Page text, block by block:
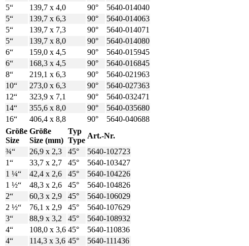
5“
139,7 x 4,0 90°
5640-014040
5“
139,7 x 6,3 90°
5640-014063
5“
139,7 x 7,3 90°
5640-014071
5“
139,7 x 8,0 90°
5640-014080
6“
159,0 x 4,5 90°
5640-015945
6“
168,3 x 4,5 90°
5640-016845
8“
219,1 x 6,3 90°
5640-021963
10“
273,0 x 6,3 90°
5640-027363
12“
323,9 x 7,1 90°
5640-032471
14“
355,6 x 8,0 90°
5640-035680
16“
406,4 x 8,8 90°
5640-040688
Größe
Size
Größe
Size (mm)
Typ
Type
Art.-Nr.
¾“
26,9 x 2,3 45°
5640-102723
1“
33,7 x 2,7 45°
5640-103427
1 ¼“
42,4 x 2,6 45°
5640-104226
1 ½“
48,3 x 2,6 45°
5640-104826
2“
60,3 x 2,9 45°
5640-106029
2 ½“
76,1 x 2,9 45°
5640-107629
3“
88,9 x 3,2 45°
5640-108932
4“
108,0 x 3,6 45°
5640-110836
4“
114,3 x 3,6 45°
5640-111436